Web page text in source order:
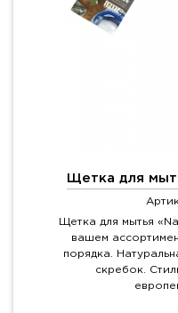
Щетка для
Щетка для мытья
вашем
порядка.
скребок.